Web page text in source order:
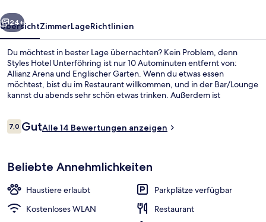
Weiter
24+
ÜbersichtZimmerLageRichtlinien
Du möchtest in bester Lage übernachten? Kein Problem, denn
Styles Hotel Unterföhring ist nur 10 Autominuten entfernt von:
Allianz Arena und Englischer Garten. Wenn du etwas essen
möchtest, bist du im Restaurant willkommen, und in der Bar/Lounge
kannst du abends sehr schön etwas trinken. Außerdem ist
Nähe: Zur U-Bahn (S-Bahn-Station Unterföhring) sind es nur 3
Bewertungen
7,07,0 von 10.
GutAlle 14 Bewertungen anzeigen
Beliebte Annehmlichkeiten
Haustiere erlaubt
Parkplätze verfügbar
Kostenloses WLAN
Restaurant